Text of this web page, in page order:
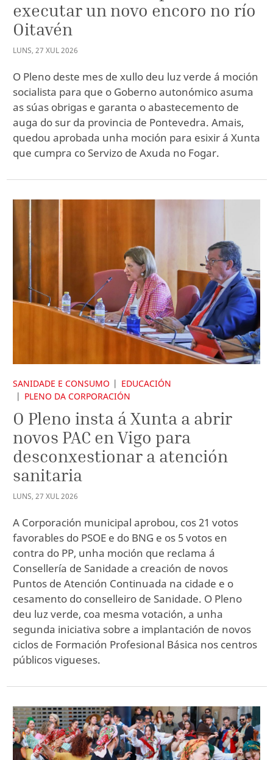
executar un novo encoro no río
Oitavén
LUNS, 27 XUL2026
O Pleno deste mes de xullo deu luz verde á moción
socialista para que o Goberno autonómico asuma
as súas obrigas e garanta o abastecemento de
auga do sur da provincia de Pontevedra. Amais,
quedou aprobada unha moción para esixir á Xunta
que cumpra co Servizo de Axuda no Fogar.
SANIDADE E CONSUMO
EDUCACIÓN
PLENO DA CORPORACIÓN
O Pleno insta á Xunta a abrir
novos PAC en Vigo para
desconxestionar a atención
sanitaria
LUNS, 27 XUL2026
A Corporación municipal aprobou, cos 21 votos
favorables do PSOE e do BNG e os 5 votos en
contra do PP, unha moción que reclama á
Consellería de Sanidade a creación de novos
Puntos de Atención Continuada na cidade e o
cesamento do conselleiro de Sanidade. O Pleno
deu luz verde, coa mesma votación, a unha
segunda iniciativa sobre a implantación de novos
ciclos de Formación Profesional Básica nos centros
públicos vigueses.